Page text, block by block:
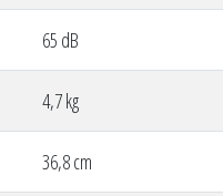
65 dB
4,7 kg
36,8 cm